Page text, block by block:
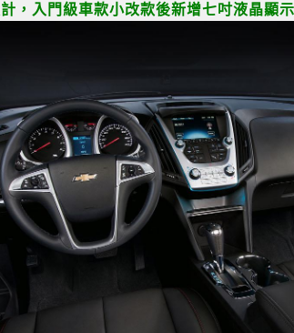
，入門級車款小改款後新增七吋液晶顯示